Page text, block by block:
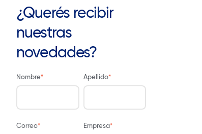
¿Querés recibir
nuestras
novedades?
Nombre* Apellido*
Correo* Empresa*